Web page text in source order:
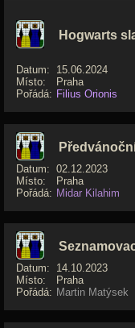
Hogwarts
Datum:
15.06.2024
Místo:
Praha
Pořádá: Filius Orionis
Datum: 02.12.2023
Místo:
Praha
Pořádá: Midar Kilahim
Datum:
14.10.2023
Místo:
Praha
Pořádá: Martin Matýsek